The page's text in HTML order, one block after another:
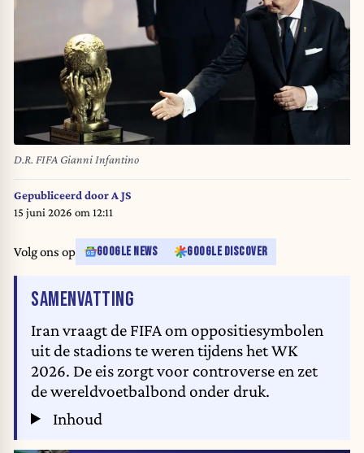
D.R. FIFA Gianni Infantino
Gepubliceerd door A JS
15 juni 2026 om 12:11
Volg ons op GOOGLE NEWS GOOGLE DISCOVER
SAMENVATTING
Iran vraagt de FIFA om oppositiesymbolen
uit de stadions te weren tijdens het WK
2026. De eis zorgt voor controverse en zet
de wereldvoetbalbond onder druk.
Inhoud